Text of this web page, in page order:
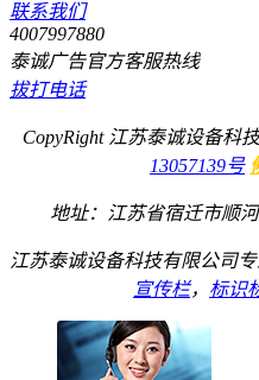
联系我们
4007997880
泰诚广告官方客服热线
拔打电话
CopyRight 江苏泰诚设备科
13057139号
地址：江苏省宿迁市顺
江苏泰诚设备科技有限公司
宣传栏， 标识